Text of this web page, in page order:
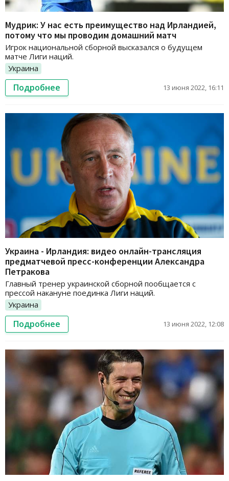
Мудрик: У нас есть преимущество над Ирландией,
потому что мы проводим домашний матч
Игрок национальной сборной высказался о будущем
матче Лиги наций.
Украина
Подробнее 13 июня 2022, 16:11
Украина - Ирландия: видео онлайн-трансляция
предматчевой пресс-конференции Александра
Петракова
Главный тренер украинской сборной пообщается с
прессой накануне поединка Лиги наций.
Украина
Подробнее 13 июня 2022, 12:08